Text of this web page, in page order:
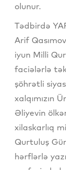
olunur.
Tədbirdə
Arif
iyun Milli
faciələrlə
şöhrətli
Əliyevin
xilaskarlıq
Qurtuluş
hərflərlə